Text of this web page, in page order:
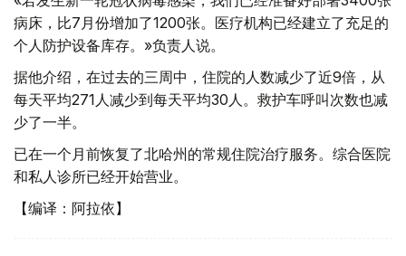
病床，比7月份增加了1200张。医疗机构已经建立了充足的
个人防护设备库存。»负责人说。
据他介绍，在过去的三周中，住院的人数减少了近9倍，从
每天平均271人减少到每天平均30人。救护车呼叫次数也减
少了一半。
已在一个月前恢复了北哈州的常规住院治疗服务。综合医院
和私人诊所已经开始营业。
【编译：阿拉依】